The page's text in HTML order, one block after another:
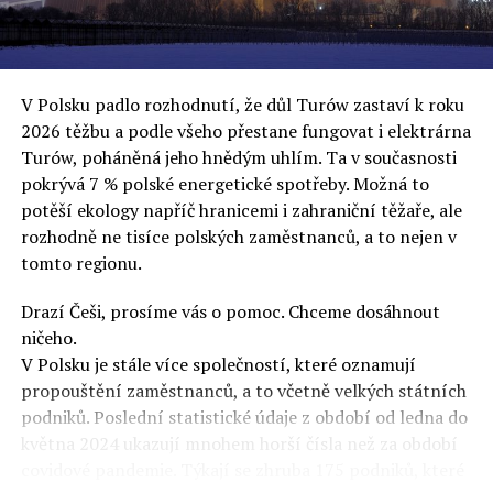
uvěří a nebudou se ptát na podrobnosti,“ řekl Rafał
Ziemkiewicz, redaktor týdeníku Do Rzeczy a ironicky
dodal: „Když se nynějšímu vedení státního hřebčince
podařilo prodat na aukci 10 plemenných koní za 600
000 euro, bylo to provládními médii oslavované jako
velký úspěch. Za vlády PiS se 14 koní prodalo za 2,5
milionu euro, což bylo stejnou mediální partou
komentováno jako konec polského chovu koní. Ve vidění
kontrolorů činnosti PiS ale určitě šlo při prodeji koní o
praní peněz či jinou nelegální činnost.“
Tuskova čísla jsou ale ujetá i jinde, pokračoval
Ziemkiewicz. „Ve vládní aféře PiS kolem vydávání víz
Tusk tvrdil, že za vlády dnešní opozice se nelegálně
prodalo 600 000 víz do Polska. Byla na to dokonce
vytvořena parlamentní vyšetřovací komise, která přišla
ale pouze na to, že 220 víz do Polska bylo
prostřednictvím úplatků uspíšeno, tedy že víza byla
V Polsku padlo rozhodnutí, že důl Turów zastaví k roku
2026 těžbu a podle všeho přestane fungovat i elektrárna
Turów, poháněná jeho hnědým uhlím. Ta v současnosti
pokrývá 7 % polské energetické spotřeby. Možná to
potěší ekology napříč hranicemi i zahraniční těžaře, ale
rozhodně ne tisíce polských zaměstnanců, a to nejen v
tomto regionu.
Drazí Češi, prosíme vás o pomoc. Chceme dosáhnout
ničeho.
V Polsku je stále více společností, které oznamují
propouštění zaměstnanců, a to včetně velkých státních
podniků. Poslední statistické údaje z období od ledna do
května 2024 ukazují mnohem horší čísla než za období